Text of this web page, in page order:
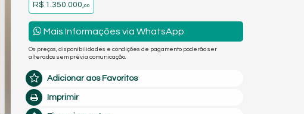
R$ 1.350.000,00
Mais Informações via WhatsApp
Os preços, disponibilidades e condições de pagamento poderão ser
alterados sem prévia comunicação.
Adicionar aos Favoritos
Imprimir